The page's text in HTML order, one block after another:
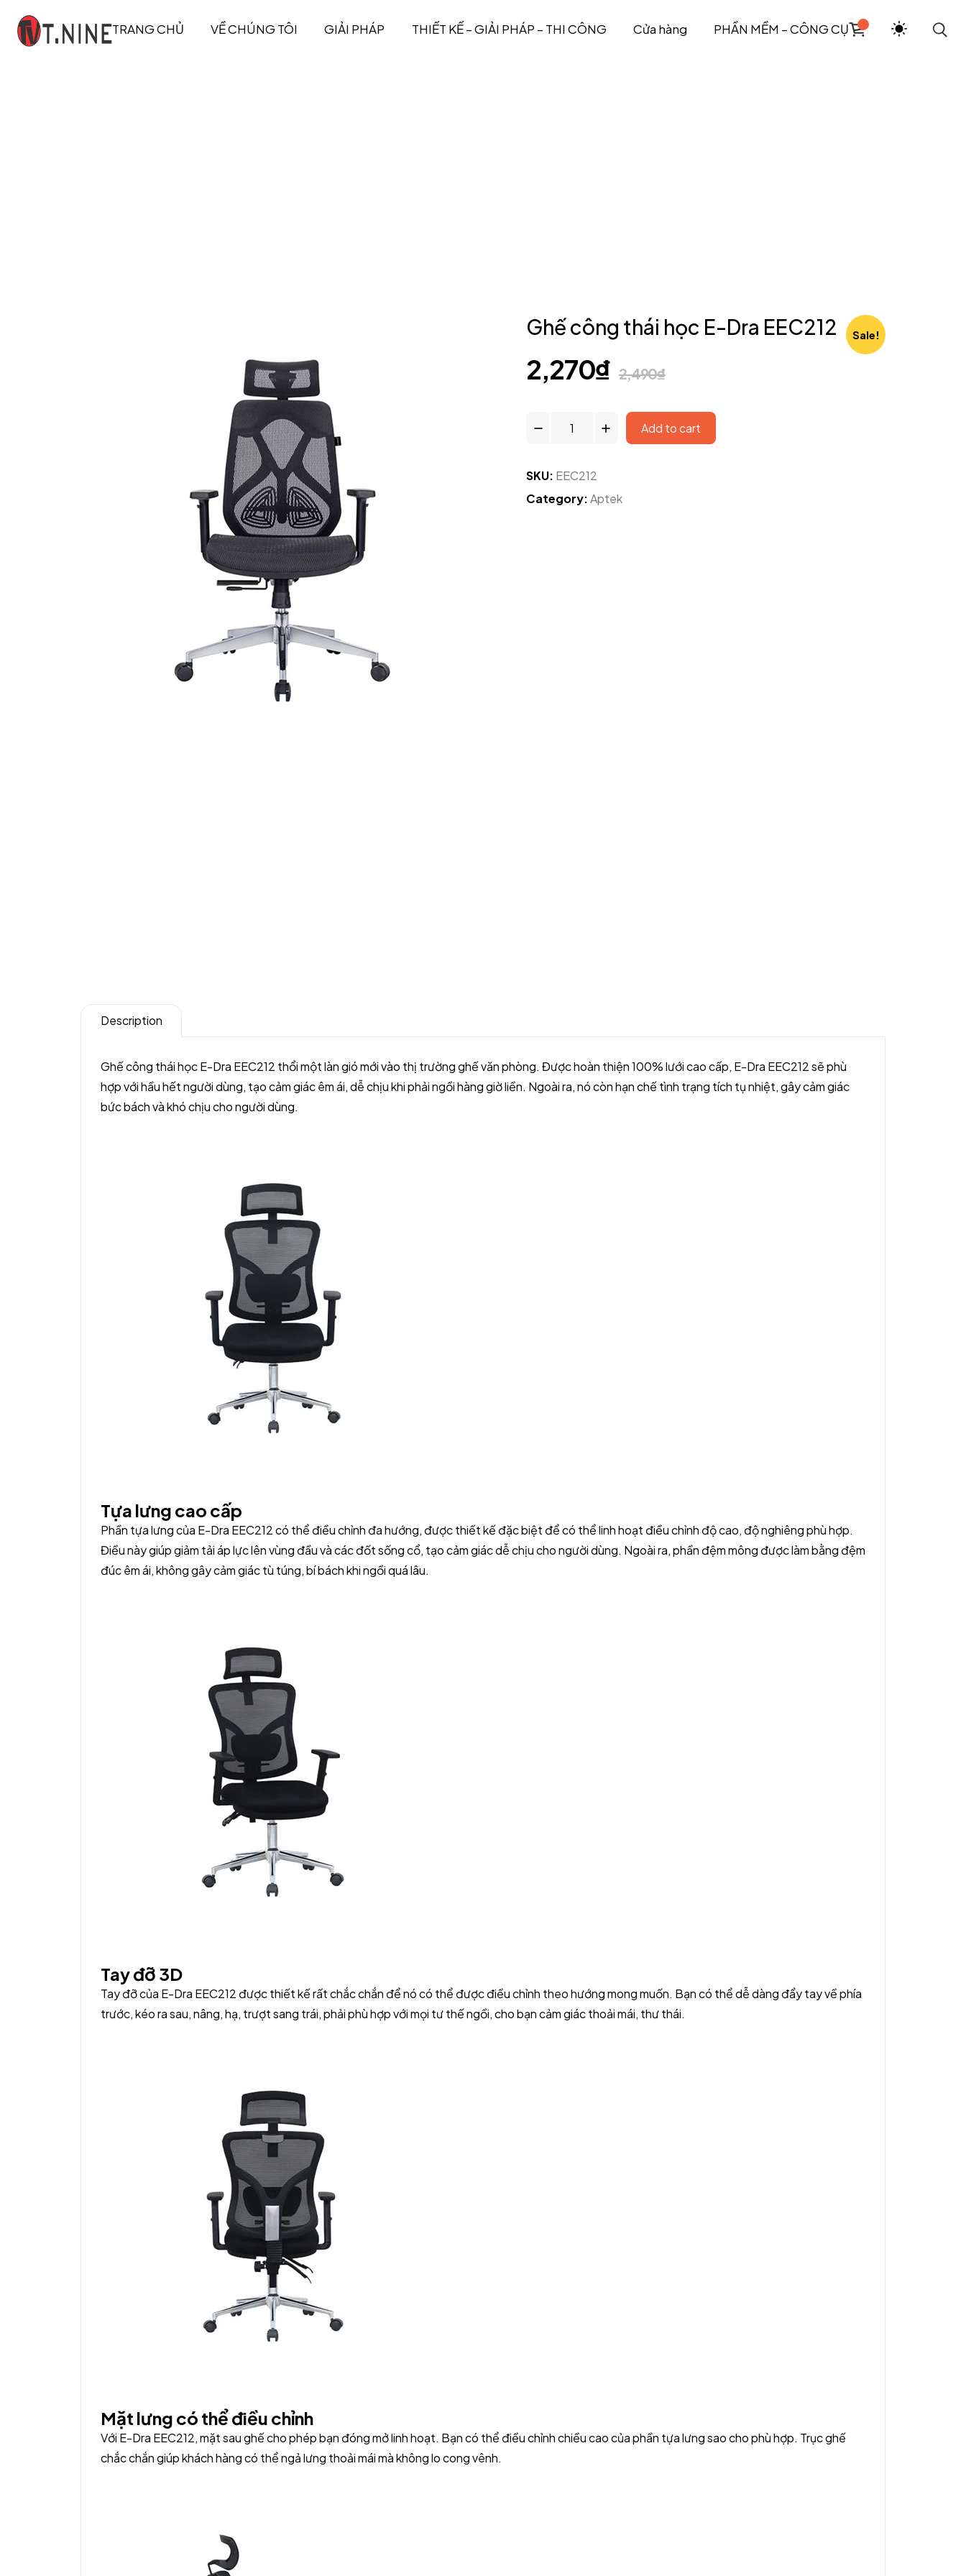
TRANG CHỦ VỀ CHÚNG TÔI GIẢI PHÁP THIẾT KẾ – GIẢI PHÁP – THI CÔNG Cửa hàng PHẦN MỀM – CÔNG CỤ
Sale!
Ghế công thái học E-Dra EEC212
2,490₫
2,270₫
Add to cart
SKU: EEC212
Category:Aptek
Description
Ghế công thái học E-Dra EEC212 thổi một làn gió mới vào thị trường ghế văn phòng. Được hoàn thiện 100% lưới cao cấp, E-Dra EEC212 sẽ phù
hợp với hầu hết người dùng, tạo cảm giác êm ái, dễ chịu khi phải ngồi hàng giờ liền. Ngoài ra, nó còn hạn chế tình trạng tích tụ nhiệt, gây cảm giác
bức bách và khó chịu cho người dùng.
Tựa lưng cao cấp
Phần tựa lưng của E-Dra EEC212 có thể điều chỉnh đa hướng, được thiết kế đặc biệt để có thể linh hoạt điều chỉnh độ cao, độ nghiêng phù hợp.
Điều này giúp giảm tải áp lực lên vùng đầu và các đốt sống cổ, tạo cảm giác dễ chịu cho người dùng. Ngoài ra, phần đệm mông được làm bằng đệm
đúc êm ái, không gây cảm giác tù túng, bí bách khi ngồi quá lâu.
Tay đỡ 3D
Tay đỡ của E-Dra EEC212 được thiết kế rất chắc chắn để nó có thể được điều chỉnh theo hướng mong muốn. Bạn có thể dễ dàng đẩy tay về phía
trước, kéo ra sau, nâng, hạ, trượt sang trái, phải phù hợp với mọi tư thế ngồi, cho bạn cảm giác thoải mái, thư thái.
Mặt lưng có thể điều chỉnh
Với E-Dra EEC212, mặt sau ghế cho phép bạn đóng mở linh hoạt. Bạn có thể điều chỉnh chiều cao của phần tựa lưng sao cho phù hợp. Trục ghế
chắc chắn giúp khách hàng có thể ngả lưng thoải mái mà không lo cong vênh.